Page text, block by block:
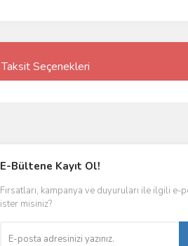
Taksit Seçenekleri
E-Bültene Kayıt Ol!
Fırsatları, kampanya ve duyuruları ile ilgili e-
ister misiniz?